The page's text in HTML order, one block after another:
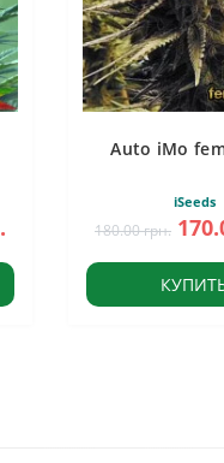
Auto iMo
iSeeds
180.00 грн.